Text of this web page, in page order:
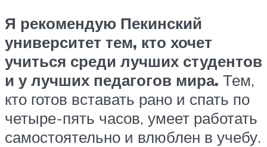
Я рекомендую Пекинский
университет тем, кто хочет
учиться среди лучших студентов
и у лучших педагогов мира. Тем,
кто готов вставать рано и спать по
четыре-пять часов, умеет работать
самостоятельно и влюблен в учебу.